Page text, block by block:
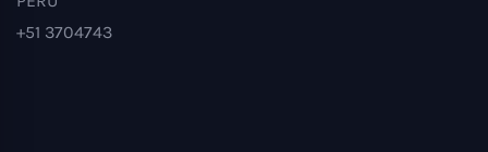
+51 3704743